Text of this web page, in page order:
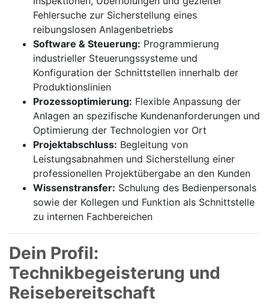
Fehlersuche zur Sicherstellung eines
reibungslosen Anlagenbetriebs
Software & Steuerung: Programmierung
industrieller Steuerungssysteme und
Konfiguration der Schnittstellen innerhalb der
Produktionslinien
Prozessoptimierung: Flexible Anpassung der
Anlagen an spezifische Kundenanforderungen und
Optimierung der Technologien vor Ort
Projektabschluss: Begleitung von
Leistungsabnahmen und Sicherstellung einer
professionellen Projektübergabe an den Kunden
Wissenstransfer: Schulung des Bedienpersonals
sowie der Kollegen und Funktion als Schnittstelle
zu internen Fachbereichen
Dein Profil:
Technikbegeisterung und
Reisebereitschaft